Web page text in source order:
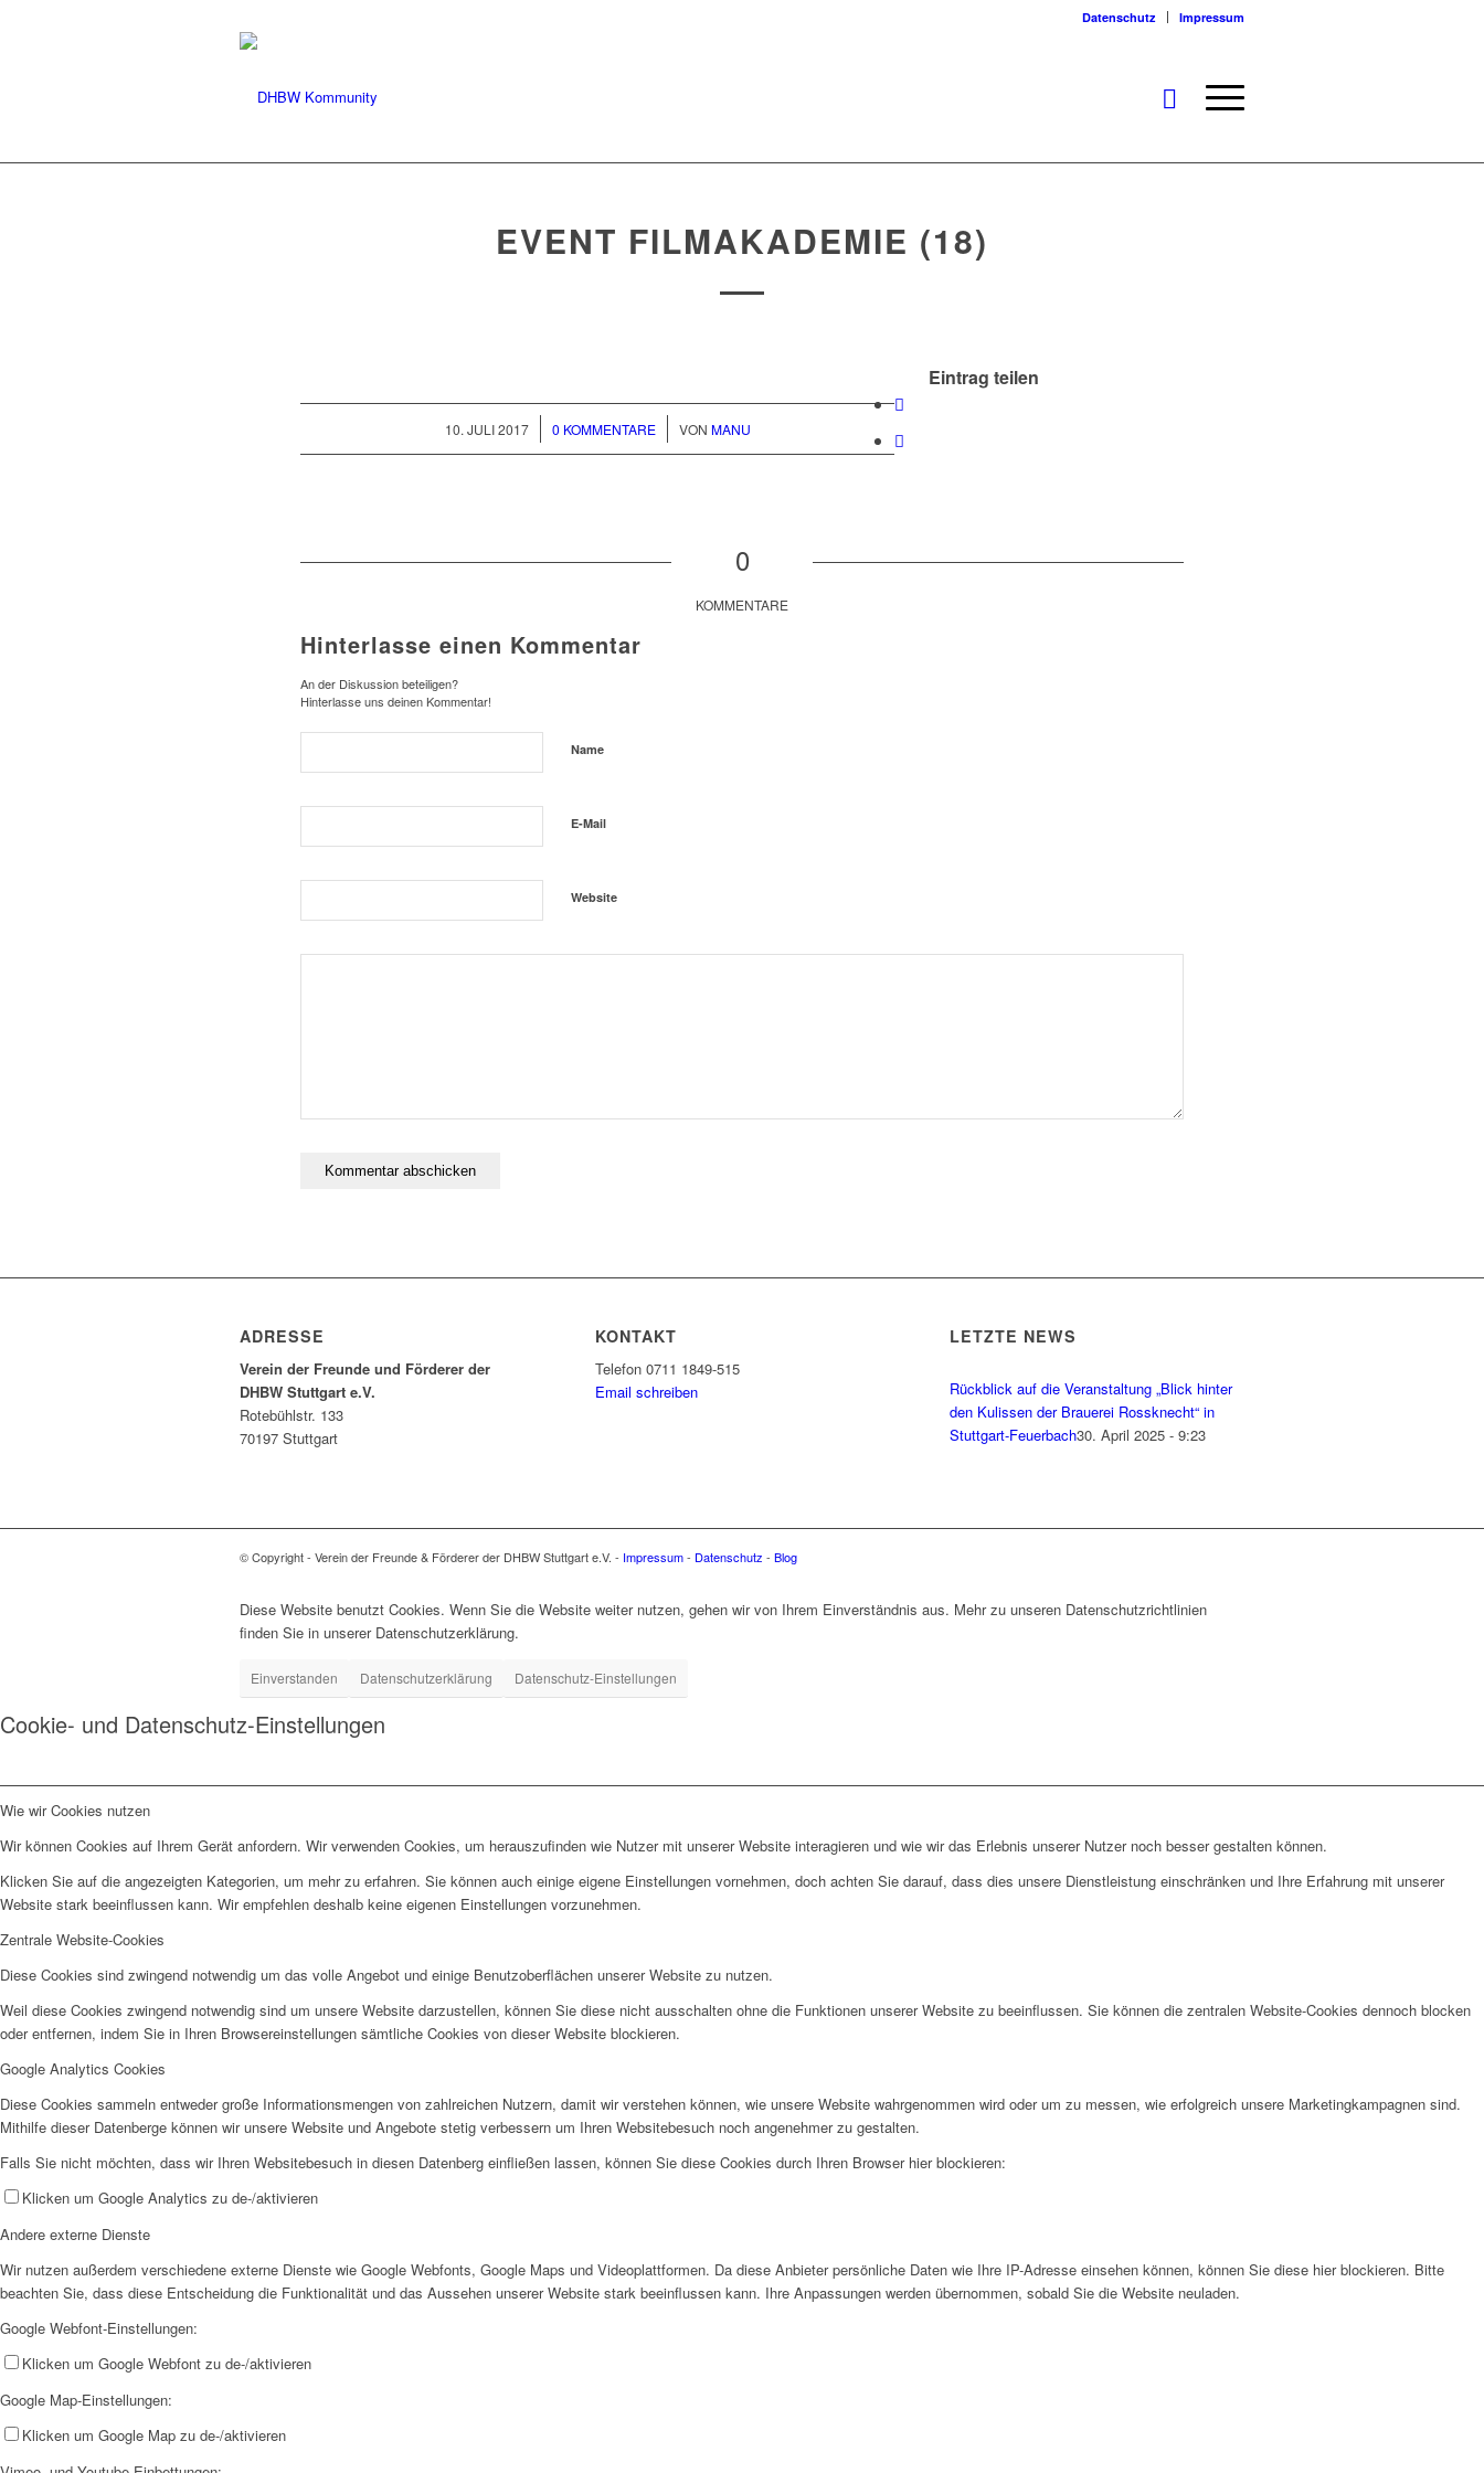
Datenschutz Impressum
EVENT FILMAKADEMIE (18)
10. JULI 2017
/ 0 KOMMENTARE
/ VON MANU
Eintrag teilen
0
KOMMENTARE
Hinterlasse einen Kommentar
An der Diskussion beteiligen?
Hinterlasse uns deinen Kommentar!
Name
E-Mail
Website
ADRESSE
Verein der Freunde und Förderer der
DHBW Stuttgart e.V.
Rotebühlstr. 133
70197 Stuttgart
KONTAKT
Telefon 0711 1849-515
Email schreiben
LETZTE NEWS
Rückblick auf die Veranstaltung „Blick hinter
den Kulissen der Brauerei Rossknecht“ in
Stuttgart-Feuerbach30. April 2025 - 9:23
© Copyright - Verein der Freunde & Förderer der DHBW Stuttgart e.V. - Impressum- Datenschutz - Blog
Diese Website benutzt Cookies. Wenn Sie die Website weiter nutzen, gehen wir von Ihrem Einverständnis aus. Mehr zu unseren Datenschutzrichtlinien
finden Sie in unserer Datenschutzerklärung.
Einverstanden Datenschutzerklärung Datenschutz-Einstellungen
Cookie- und Datenschutz-Einstellungen
Wie wir Cookies nutzen
Wir können Cookies auf Ihrem Gerät anfordern. Wir verwenden Cookies, um herauszufinden wie Nutzer mit unserer Website interagieren und wie wir das Erlebnis unserer Nutzer noch besser gestalten können.
Klicken Sie auf die angezeigten Kategorien, um mehr zu erfahren. Sie können auch einige eigene Einstellungen vornehmen, doch achten Sie darauf, dass dies unsere Dienstleistung einschränken und Ihre Erfahrung mit unserer
Website stark beeinflussen kann. Wir empfehlen deshalb keine eigenen Einstellungen vorzunehmen.
Zentrale Website-Cookies
Diese Cookies sind zwingend notwendig um das volle Angebot und einige Benutzoberflächen unserer Website zu nutzen.
Weil diese Cookies zwingend notwendig sind um unsere Website darzustellen, können Sie diese nicht ausschalten ohne die Funktionen unserer Website zu beeinflussen. Sie können die zentralen Website-Cookies dennoch blocken
oder entfernen, indem Sie in Ihren Browsereinstellungen sämtliche Cookies von dieser Website blockieren.
Google Analytics Cookies
Diese Cookies sammeln entweder große Informationsmengen von zahlreichen Nutzern, damit wir verstehen können, wie unsere Website wahrgenommen wird oder um zu messen, wie erfolgreich unsere Marketingkampagnen sind.
Mithilfe dieser Datenberge können wir unsere Website und Angebote stetig verbessern um Ihren Websitebesuch noch angenehmer zu gestalten.
Falls Sie nicht möchten, dass wir Ihren Websitebesuch in diesen Datenberg einfließen lassen, können Sie diese Cookies durch Ihren Browser hier blockieren:
Klicken um Google Analytics zu de-/aktivieren
Andere externe Dienste
Wir nutzen außerdem verschiedene externe Dienste wie Google Webfonts, Google Maps und Videoplattformen. Da diese Anbieter persönliche Daten wie Ihre IP-Adresse einsehen können, können Sie diese hier blockieren. Bitte
beachten Sie, dass diese Entscheidung die Funktionalität und das Aussehen unserer Website stark beeinflussen kann. Ihre Anpassungen werden übernommen, sobald Sie die Website neuladen.
Google Webfont-Einstellungen:
Klicken um Google Webfont zu de-/aktivieren
Google Map-Einstellungen:
Klicken um Google Map zu de-/aktivieren